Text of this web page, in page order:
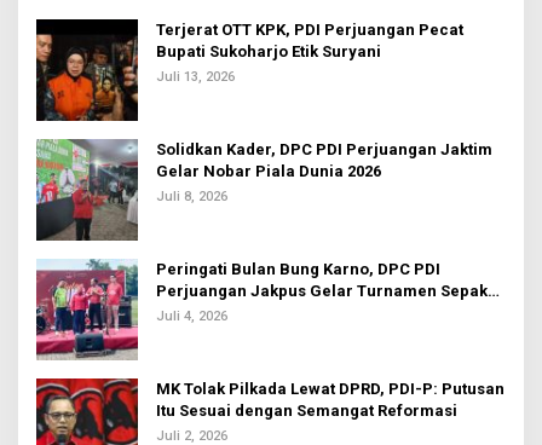
Terjerat OTT KPK, PDI Perjuangan Pecat
Bupati Sukoharjo Etik Suryani
Juli 13, 2026
Solidkan Kader, DPC PDI Perjuangan Jaktim
Gelar Nobar Piala Dunia 2026
Juli 8, 2026
Peringati Bulan Bung Karno, DPC PDI
Perjuangan Jakpus Gelar Turnamen Sepak
Bola U-20
Juli 4, 2026
MK Tolak Pilkada Lewat DPRD, PDI-P: Putusan
Itu Sesuai dengan Semangat Reformasi
Juli 2, 2026